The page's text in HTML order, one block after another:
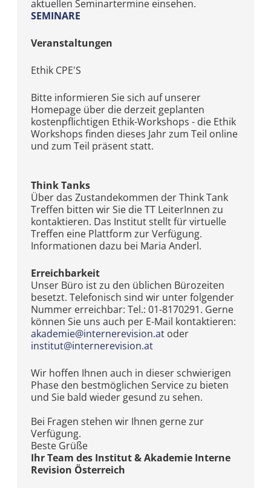
aktuellen Seminartermine einsehen.
SEMINARE
Veranstaltungen
Ethik CPE'S
Bitte informieren Sie sich auf unserer
Homepage über die derzeit geplanten
kostenpflichtigen Ethik-Workshops - die Ethik
Workshops finden dieses Jahr zum Teil online
und zum Teil präsent statt.
Think Tanks
Über das Zustandekommen der Think Tank
Treffen bitten wir Sie die TT LeiterInnen zu
kontaktieren. Das Institut stellt für virtuelle
Treffen eine Plattform zur Verfügung.
Informationen dazu bei Maria Anderl.
Erreichbarkeit
Unser Büro ist zu den üblichen Bürozeiten
besetzt. Telefonisch sind wir unter folgender
Nummer erreichbar: Tel.: 01-8170291. Gerne
können Sie uns auch per E-Mail kontaktieren:
akademie@internerevision.at oder
institut@internerevision.at
Wir hoffen Ihnen auch in dieser schwierigen
Phase den bestmöglichen Service zu bieten
und Sie bald wieder gesund zu sehen.
Bei Fragen stehen wir Ihnen gerne zur
Verfügung.
Beste Grüße
Ihr Team des Institut & Akademie Interne
Revision Österreich